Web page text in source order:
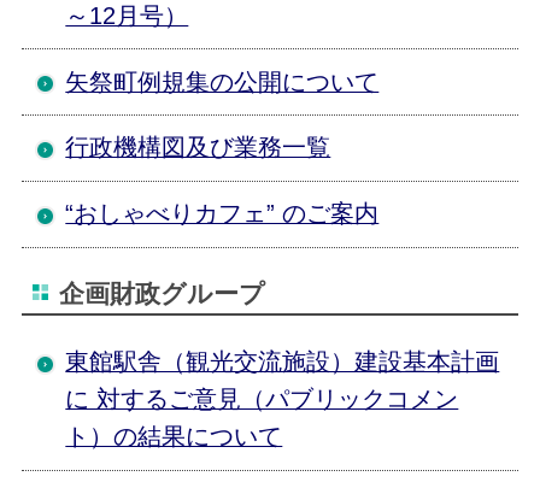
～12月号）
矢祭町例規集の公開について
行政機構図及び業務一覧
“おしゃべりカフェ” のご案内
企画財政グループ
東館駅舎（観光交流施設）建設基本計画
に 対するご意見（パブリックコメン
ト）の結果について